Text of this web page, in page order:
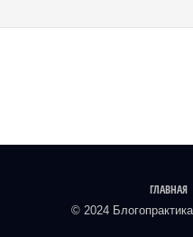
ГЛАВНАЯ
© 2024